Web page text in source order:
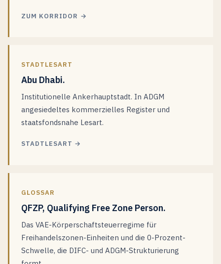
ZUM KORRIDOR →
STADTLESART
Abu Dhabi.
Institutionelle Ankerhauptstadt. In ADGM
angesiedeltes kommerzielles Register und
staatsfondsnahe Lesart.
STADTLESART →
GLOSSAR
QFZP, Qualifying Free Zone Person.
Das VAE-Körperschaftsteuerregime für
Freihandelszonen-Einheiten und die 0-Prozent-
Schwelle, die DIFC- und ADGM-Strukturierung